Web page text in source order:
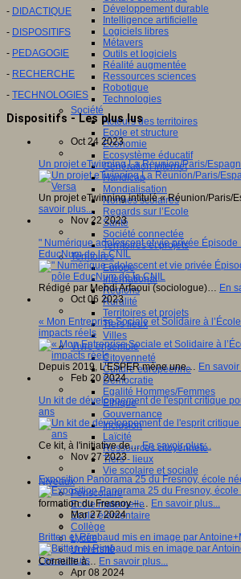
Développement durable
Intelligence artificielle
Logiciels libres
Métavers
Outils et logiciels
Réalité augmentée
Ressources sciences
Robotique
Technologies
Société
Acteurs des territoires
Ecole et structure
Economie
Ecosystème éducatif
Génération internet
Handicap
Mondialisation
Normes scolaires
Regards sur l’Ecole
Santé
Société connectée
Territoires et projets
Territoires
Europe
International
Régions
Ruralité
Territoires et projets
Tiers lieux
Villes
Vivre ensemble
Citoyenneté
Culture européenne
Démocratie
Egalité Hommes/Femmes
Ethique
Gouvernance
Inclusion
Laïcité
Ressources citoyenneté
Tiers - lieux
Vie scolaire et sociale
Niveaux
Périscolaire
Ecole maternelle
Ecole élémentaire
Collège
Lycée
Université
Les auteurs
- DIDACTIQUE
- DISPOSITIFS
- PEDAGOGIE
- RECHERCHE
- TECHNOLOGIES
Dispositifs - Les plus lus
Oct 24 2023
Un projet eTwinning La Réunion/Paris/
Un projet eTwinning intitulé « Réunion/Paris/
savoir plus...
Nov 22 2023
" Numérique adolescent et vie privée Épisode
EducNum de la CNIL
Rédigé par Mehdi Arfaoui (sociologue)… En
Oct 06 2023
« Mon Entreprise Sociale et Solidaire à
impacts réels
Depuis 2019, L’ESPER mène une… En savoir
Feb 20 2024
Un kit de développement de l'esprit critique
ans
Ce kit, à l'initiative de…En savoir plus...
Nov 27 2023
Exposition Panorama 25 du Fresnoy, école
formation du Fresnoy –… En savoir plus...
Mar 27 2024
Britten et Rimbaud mis en image par
Corneille à… En savoir plus...
Apr 08 2024